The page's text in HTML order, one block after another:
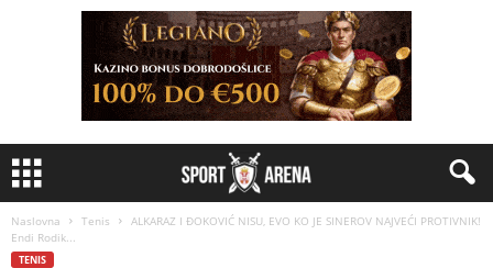
Naslovna Tenis
ALKARAZ I ĐOKOVIĆ NISU, EVO KO JE SINEROV NAJVEĆI PROTIVNIK!
Endi Rodik...
TENIS